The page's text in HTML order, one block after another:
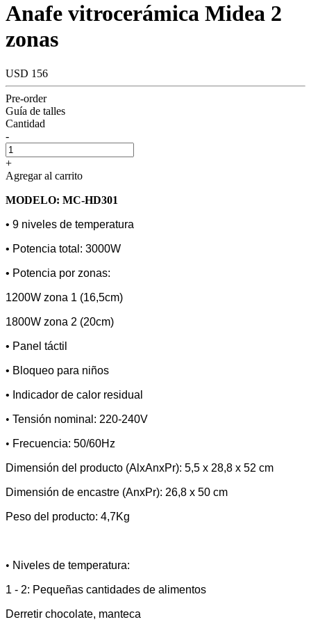
Anafe vitrocerámica Midea 2
zonas
USD 156
Pre-order
Guía de talles
Cantidad
-
+
Agregar al carrito
MODELO: MC-HD301
• 9 niveles de temperatura
• Potencia total: 3000W
• Potencia por zonas:
1200W zona 1 (16,5cm)
1800W zona 2 (20cm)
• Panel táctil
• Bloqueo para niños
• Indicador de calor residual
• Tensión nominal: 220-240V
• Frecuencia: 50/60Hz
Dimensión del producto (AlxAnxPr): 5,5 x 28,8 x 52 cm
Dimensión de encastre (AnxPr): 26,8 x 50 cm
Peso del producto: 4,7Kg
• Niveles de temperatura:
1 - 2: Pequeñas cantidades de alimentos
Derretir chocolate, manteca